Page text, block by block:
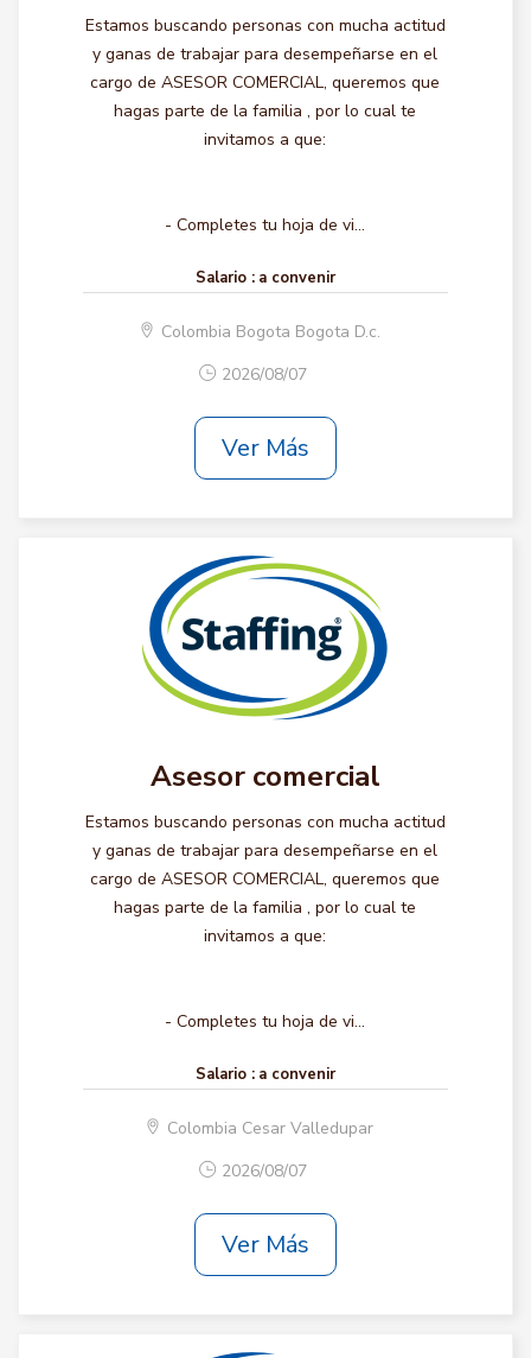
Estamos buscando personas con mucha actitud
y ganas de trabajar para desempeñarse en el
cargo de ASESOR COMERCIAL, queremos que
hagas parte de la familia , por lo cual te
invitamos a que:
- Completes tu hoja de vi...
Salario : a convenir
Colombia Bogota Bogota D.c.
2026/08/07
Ver Más
Asesor comercial
Estamos buscando personas con mucha actitud
y ganas de trabajar para desempeñarse en el
cargo de ASESOR COMERCIAL, queremos que
hagas parte de la familia , por lo cual te
invitamos a que:
- Completes tu hoja de vi...
Salario : a convenir
Colombia Cesar Valledupar
2026/08/07
Ver Más